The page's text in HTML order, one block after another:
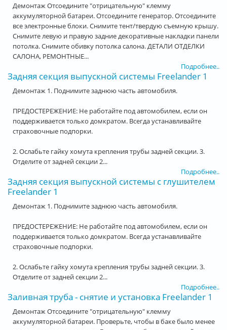
Демонтаж Отсоедините "отрицательную" клемму
аккумуляторной батареи. Отсоедините генератор. Отсоедините
все электронные блоки. Снимите тент/твердую съемную крышу.
Снимите левую и правую задние декоративные накладки панели
потолка. Снимите обивку потолка салона. ДЕТАЛИ ОТДЕЛКИ
САЛОНА, РЕМОНТНЫЕ...
Подробнее..
Задняя секция выпускной системы Freelander 1
Демонтаж 1. Поднимите заднюю часть автомобиля.
ПРЕДОСТЕРЕЖЕНИЕ: Не работайте под автомобилем, если он
поддерживается только домкратом. Всегда устанавливайте
страховочные подпорки.
2. Ослабьте гайку хомута крепления трубы задней секции. 3.
Отделите от задней секции 2...
Подробнее..
Задняя секция выпускной системы с глушителем
Freelander 1
Демонтаж 1. Поднимите заднюю часть автомобиля.
ПРЕДОСТЕРЕЖЕНИЕ: Не работайте под автомобилем, если он
поддерживается только домкратом. Всегда устанавливайте
страховочные подпорки.
2. Ослабьте гайку хомута крепления трубы задней секции. 3.
Отделите от задней секции 2...
Подробнее..
Заливная труба - снятие и установка Freelander 1
Демонтаж Отсоедините "отрицательную" клемму
аккумуляторной батареи. Проверьте, чтобы в баке было менее